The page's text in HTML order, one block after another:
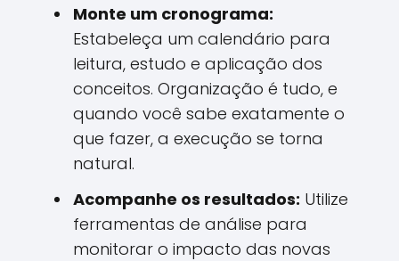
Monte um cronograma:
Estabeleça um calendário para
leitura, estudo e aplicação dos
conceitos. Organização é tudo, e
quando você sabe exatamente o
que fazer, a execução se torna
natural.
Acompanhe os resultados: Utilize
ferramentas de análise para
monitorar o impacto das novas